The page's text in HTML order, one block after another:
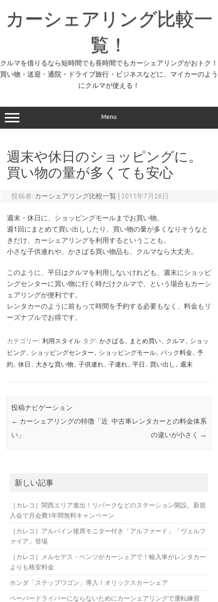
プ
カーシェアリング比較一
覧！
クルマを借りるなら短時間でも長時間でもカーシェアリングがおトク！
買い物・送迎・通院・ドライブ旅行・ビジネスなどに、マイカーのよう
にクルマが使える！
Menu
週末や休日のショッピングに。
買い物の量が多くても安心
投稿者: カーシェアリング比較一覧 2011年7月26日
週末・休日に、ショッピングモールまでお買い物。
週1回にまとめて買い出ししたり、買い物の量が多くなりそうなと
きだけ、カーシェアリングを利用するということも。
小さな子供連れや、かさばる買い物品も、クルマなら大丈夫。
このように、平日はクルマを利用しないけれども、週末にショッピ
ングセンターに買い物に行く時だけクルマで、という場合もカーシ
ェアリングが便利です。
レンタカーのように前もって時間を予約する必要もなく、料金もリ
ーズナブルでお得です。
カテゴリー: 利用スタイル タグ: かさばる , まとめ買い, クルマ , ショッ
ピング, ショッピングセンター , ショッピングモール, パック料金, 予
約 , 休日 , 大きな買い物 , 子供連れ, 子連れ, 平日 , 買い出し , 週末
投稿ナビゲーション
← カーシェアリングの特徴「近
い」
中古車レンタカーとの料金体系
の違いが小さく
→
新しい記事
［カレコ］関西エリア進出！リパークなどのステーション開設。新規
入会で月会費1年間無料キャンペーン
［カレコ］アルパイン後席モニター付き「アルファード」「ヴェルフ
ァイア」登場
［カレコ］メルセデス・ベンツがカーシェアで！輸入車がレンタカー
よりも格安料金
ホンダ「ステップワゴン」導入！オリックスカーシェア
ペーパードライバーにならないためにカーシェアリングで運転練習